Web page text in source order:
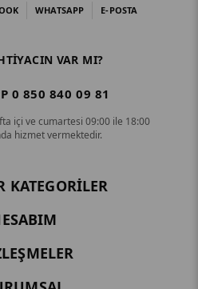
WHATSAPP E-POSTA
VAR MI?
0 850 840 09 81
içi ve cumartesi 09:00 ile 18:00
hizmet vermektedir.
KATEGORILER